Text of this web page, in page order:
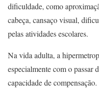
dificuldade, como
cabeça, cansaço visual,
pelas atividades escolares.
Na vida adulta, a
especialmente com o passar
capacidade de